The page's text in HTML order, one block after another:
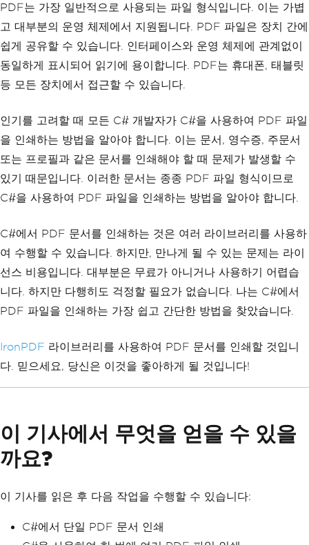
PDF는 가장 일반적으로 사용되는 파일 형식입니다. 이는 가볍
고 대부분의 운영 체제에서 지원됩니다. PDF 파일은 장치 간에
쉽게 공유할 수 있습니다. 인터페이스와 운영 체제에 관계없이
동일하게 표시되어 읽기에 용이합니다. PDF는 휴대폰, 태블릿
등 모든 장치에서 접근할 수 있습니다.
인기를 고려할 때 모든 C# 개발자가 C#을 사용하여 PDF 파일
을 인쇄하는 방법을 알아야 합니다. 이는 문서, 영수증, 주문서
또는 프로필과 같은 문서를 인쇄해야 할 때 문제가 발생할 수
있기 때문입니다. 이러한 문서는 종종 PDF 파일 형식이므로
C#을 사용하여 PDF 파일을 인쇄하는 방법을 알아야 합니다.
C#에서 PDF 문서를 인쇄하는 것은 여러 라이브러리를 사용하
여 수행할 수 있습니다. 하지만, 만나게 될 수 있는 문제는 라이
선스 비용입니다. 대부분은 무료가 아니거나 사용하기 어렵습
니다. 하지만 다행히도 걱정할 필요가 없습니다. 나는 C#에서
PDF 파일을 인쇄하는 가장 쉽고 간단한 방법을 찾았습니다.
IronPDF 라이브러리를 사용하여 PDF 문서를 인쇄할 것입니
다. 믿으세요, 당신은 이것을 좋아하게 될 것입니다!
이 기사에서 무엇을 얻을 수 있을
까요?
이 기사를 읽은 후 다음 작업을 수행할 수 있습니다:
C#에서 단일 PDF 문서 인쇄